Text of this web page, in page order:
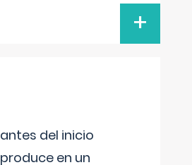
+
del inicio
en un